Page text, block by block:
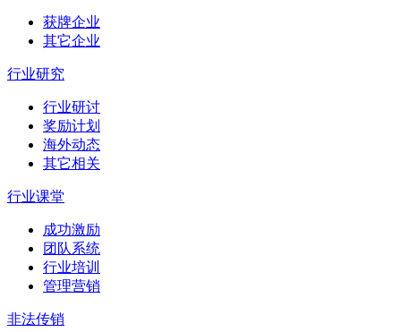
获牌企业
其它企业
行业研究
行业研讨
奖励计划
海外动态
其它相关
行业课堂
成功激励
团队系统
行业培训
管理营销
非法传销